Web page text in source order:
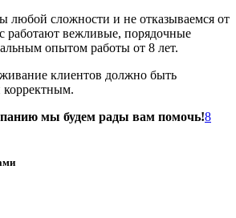
любой сложности и не отказываемся от
работают вежливые, порядочные
опытом работы от 8 лет.
клиентов должно быть
мы будем рады вам помочь!8